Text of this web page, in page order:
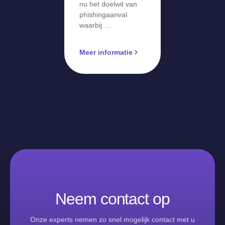
nu het doelwit van
phishingaanval
waarbij …
Meer informatie
Neem contact op
Onze experts nemen zo snel mogelijk contact met u